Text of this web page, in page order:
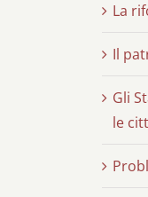
La
Il
Gli
le